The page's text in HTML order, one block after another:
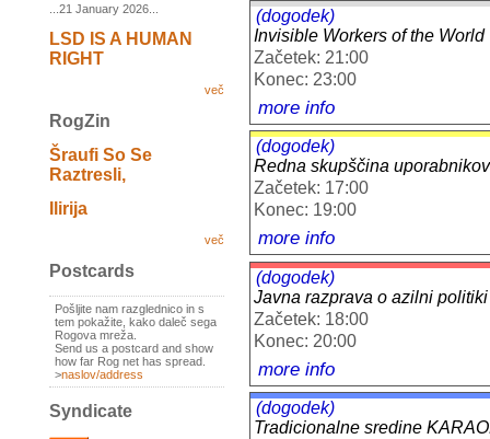
...21 January 2026...
LSD IS A HUMAN
RIGHT
več
RogZin
Šraufi So Se
Raztresli,
Ilirija
več
Postcards
Pošljite nam razglednico in s
tem pokažite, kako daleč sega
Rogova mreža.
Send us a postcard and show
how far Rog net has spread.
>naslov/address
Syndicate
(dogodek)
Invisible Workers of the World
Začetek: 21:00
Konec: 23:00
more info
(dogodek)
Redna skupščina
Začetek: 17:00
Konec: 19:00
more info
(dogodek)
Javna razprava o azilni
Začetek: 18:00
Konec: 20:00
more info
(dogodek)
Tradicionalne sredine